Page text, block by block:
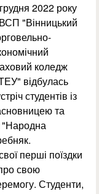
2022 року
"Вінницький
коледж
відбулась
студентів із
та
"Народна
перші поїздки
свою
Студенти,